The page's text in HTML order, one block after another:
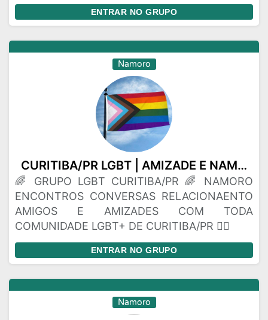
ENTRAR NO GRUPO
Namoro
CURITIBA/PR LGBT | AMIZADE E NAMORO | ACESSE O NOSSO GRUPO
🌈 GRUPO LGBT CURITIBA/PR 🌈 NAMORO
ENCONTROS CONVERSAS RELACIONAENTO
AMIGOS E AMIZADES COM TODA
COMUNIDADE LGBT+ DE CURITIBA/PR 🏳️‍🌈
ENTRAR NO GRUPO
Namoro